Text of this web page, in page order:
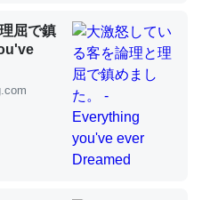
大問題＝「昆虫はなぜ海にいな
を大量に使う脊椎動物と貝
屈で鎮